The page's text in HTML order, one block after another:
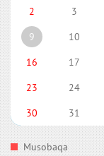
2
3
9
10
16
17
23
24
30
31
Musobaqa